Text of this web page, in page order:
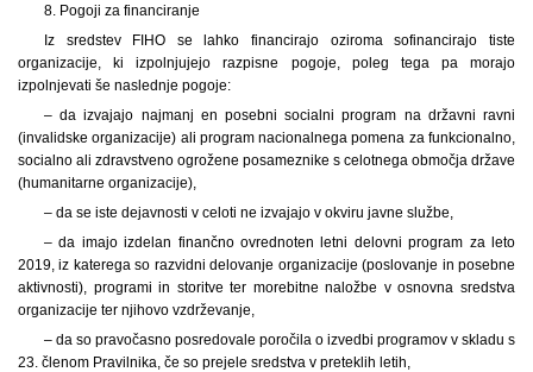
8. Pogoji za financiranje
Iz sredstev FIHO se lahko financirajo oziroma sofinancirajo tiste
organizacije, ki izpolnjujejo razpisne pogoje, poleg tega pa morajo
izpolnjevati še naslednje pogoje:
– da izvajajo najmanj en posebni socialni program na državni ravni
(invalidske organizacije) ali program nacionalnega pomena za funkcionalno,
socialno ali zdravstveno ogrožene posameznike s celotnega območja države
(humanitarne organizacije),
– da se iste dejavnosti v celoti ne izvajajo v okviru javne službe,
– da imajo izdelan finančno ovrednoten letni delovni program za leto
2019, iz katerega so razvidni delovanje organizacije (poslovanje in posebne
aktivnosti), programi in storitve ter morebitne naložbe v osnovna sredstva
organizacije ter njihovo vzdrževanje,
– da so pravočasno posredovale poročila o izvedbi programov v skladu s
23. členom Pravilnika, če so prejele sredstva v preteklih letih,